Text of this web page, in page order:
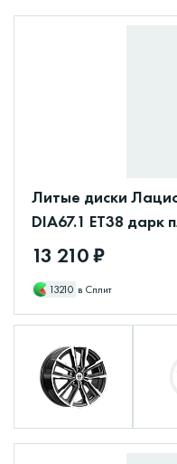
Литые диски
DIA67.1 ET38 дарк
13 210 ₽
13210 в Сплит